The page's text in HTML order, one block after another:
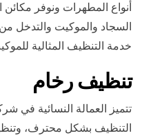
أنواع المطهرات ونوفر مكائن
السجاد والموكيت والتدخل
خدمة التنظيف المثالية
تنظيف رخام
تتميز العمالة النسائية في
التنظيف بشكل محترف،